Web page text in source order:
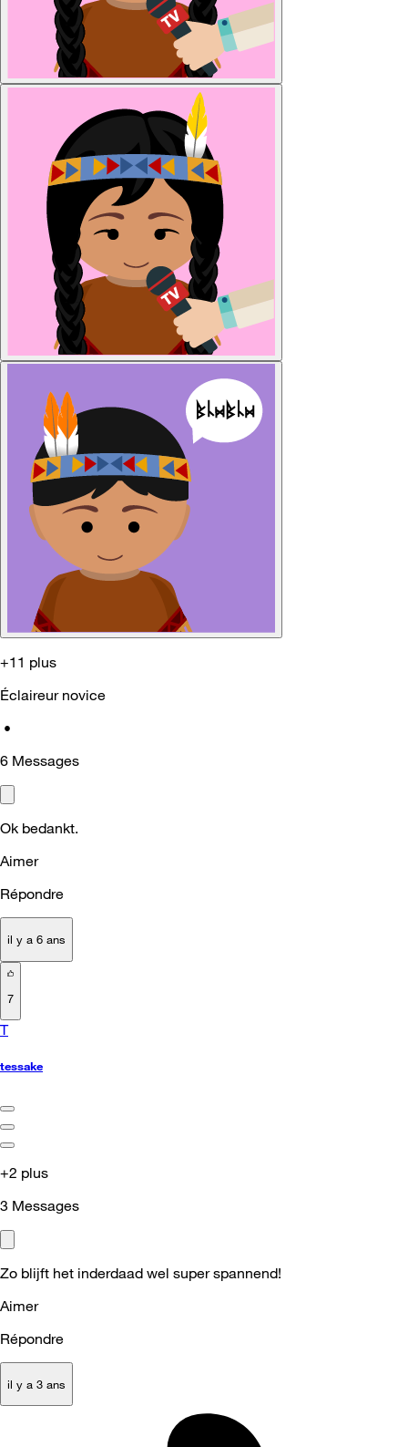
+11 plus
Éclaireur novice
•
6 Messages
Ok bedankt.
Aimer
Répondre
il y a 6 ans
7
T
tessake
+2 plus
3 Messages
Zo blijft het inderdaad wel super spannend!
Aimer
Répondre
il y a 3 ans